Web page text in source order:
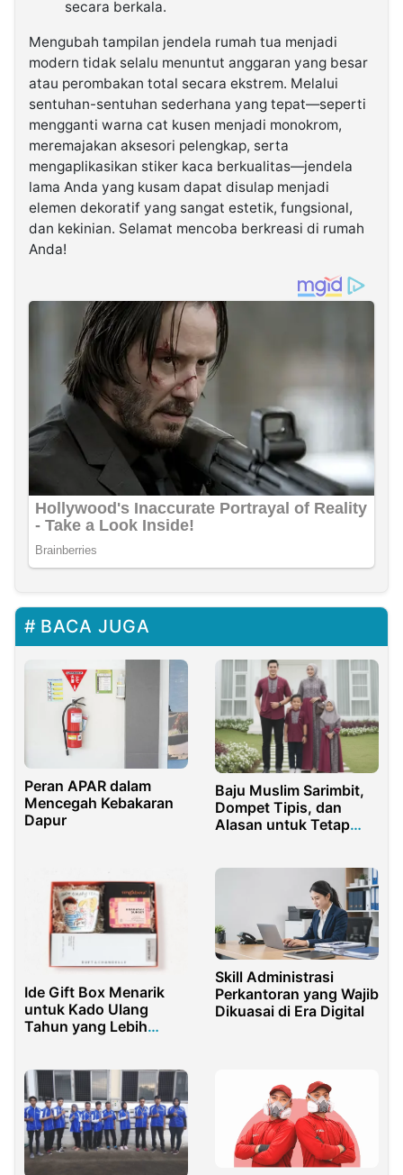
secara berkala.
Mengubah tampilan jendela rumah tua menjadi
modern tidak selalu menuntut anggaran yang besar
atau perombakan total secara ekstrem. Melalui
sentuhan-sentuhan sederhana yang tepat—seperti
mengganti warna cat kusen menjadi monokrom,
meremajakan aksesori pelengkap, serta
mengaplikasikan stiker kaca berkualitas—jendela
lama Anda yang kusam dapat disulap menjadi
elemen dekoratif yang sangat estetik, fungsional,
dan kekinian. Selamat mencoba berkreasi di rumah
Anda!
BACA JUGA
Peran APAR dalam
Mencegah Kebakaran
Dapur
Baju Muslim Sarimbit,
Dompet Tipis, dan
Alasan untuk Tetap
Ide Gift Box Menarik
untuk Kado Ulang
Tahun yang Lebih
Skill Administrasi
Perkantoran yang Wajib
Dikuasai di Era Digital